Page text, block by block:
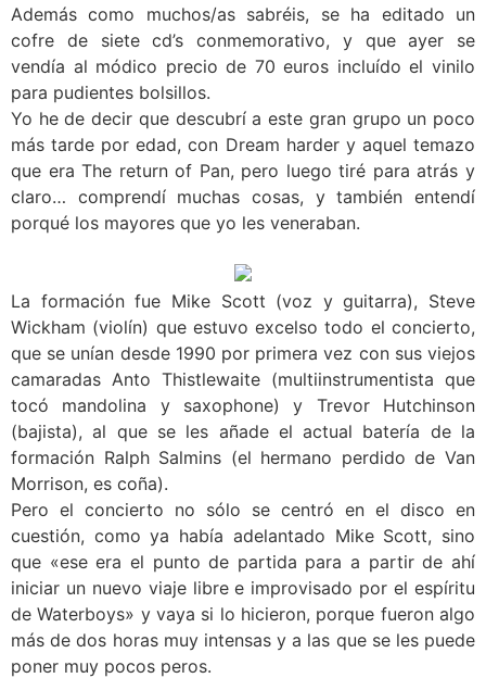
Además como muchos/as sabréis, se ha editado un
cofre de siete cd’s conmemorativo, y que ayer se
vendía al módico precio de 70 euros incluído el vinilo
para pudientes bolsillos.
Yo he de decir que descubrí a este gran grupo un poco
más tarde por edad, con Dream harder y aquel temazo
que era The return of Pan, pero luego tiré para atrás y
claro… comprendí muchas cosas, y también entendí
porqué los mayores que yo les veneraban.
La formación fue Mike Scott (voz y guitarra), Steve
Wickham (violín) que estuvo excelso todo el concierto,
que se unían desde 1990 por primera vez con sus viejos
camaradas Anto Thistlewaite (multiinstrumentista que
tocó mandolina y saxophone) y Trevor Hutchinson
(bajista), al que se les añade el actual batería de la
formación Ralph Salmins (el hermano perdido de Van
Morrison, es coña).
Pero el concierto no sólo se centró en el disco en
cuestión, como ya había adelantado Mike Scott, sino
que «ese era el punto de partida para a partir de ahí
iniciar un nuevo viaje libre e improvisado por el espíritu
de Waterboys» y vaya si lo hicieron, porque fueron algo
más de dos horas muy intensas y a las que se les puede
poner muy pocos peros.